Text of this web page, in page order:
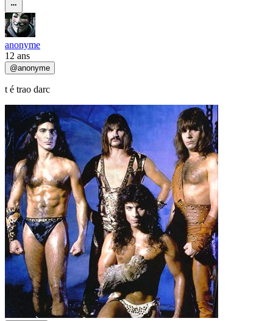
anonyme
12 ans
@anonyme
t é trao darc